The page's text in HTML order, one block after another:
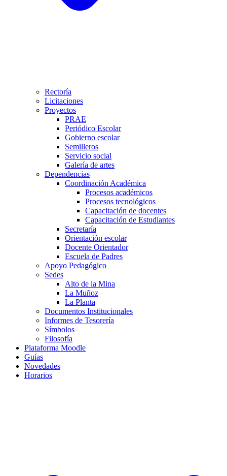
Rectoría
Licitaciones
Proyectos
PRAE
Periódico Escolar
Gobierno escolar
Semilleros
Servicio social
Galería de artes
Dependencias
Coordinación Académica
Procesos académicos
Procesos tecnológicos
Capacitación de docentes
Capacitación de Estudiantes
Secretaría
Orientación escolar
Docente Orientador
Escuela de Padres
Apoyo Pedagógico
Sedes
Alto de la Mina
La Muñoz
La Planta
Documentos Institucionales
Informes de Tesorería
Símbolos
Filosofía
Plataforma Moodle
Guías
Novedades
Horarios